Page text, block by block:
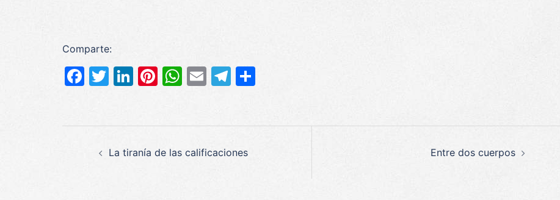
Comparte:
Facebook
Twitter
LinkedIn
Pinterest
WhatsApp
EmailTelegram
Navegación
La tiranía de las calificaciones Entre dos cuerpos